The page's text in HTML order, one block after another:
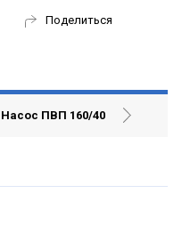
Поделиться
Насос ПВП 160/40